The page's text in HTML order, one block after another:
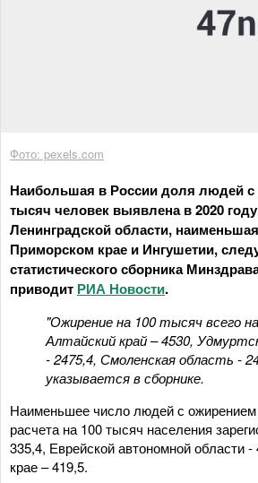
Фото: pexels.com
Наибольшая в России доля людей с
тысяч человек выявлена в 2020
Ленинградской области,
Приморском крае и Ингушетии,
статистического сборника
приводит РИА Новости.
"Ожирение на 100 тысяч всего
Алтайский край – 4530,
- 2475,4, Смоленская область -
указывается в сборнике.
Наименьшее число людей с ожирением
расчета на 100 тысяч населения
335,4, Еврейской автономной области
крае – 419,5.